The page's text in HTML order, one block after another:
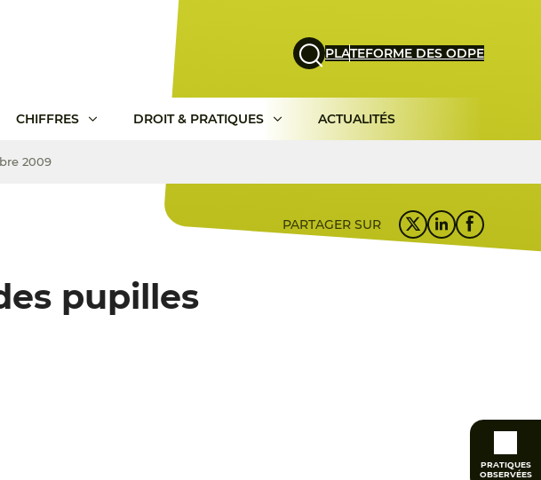
PLATEFORME DES ODPE
CHIFFRES DROIT & PRATIQUES ACTUALITÉS
PRATIQUES
OBSERVÉES
2009
PARTAGER SUR
pupilles